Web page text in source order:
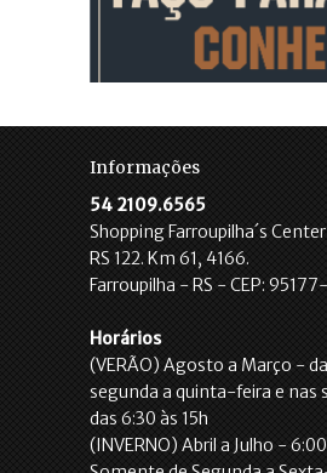
Informações
54 2109.6565
Shopping Farroupilha´s Center
RS 122. Km 61, 4166.
Farroupilha - RS - CEP:
Horários
(VERÃO) Agosto a Março -
segunda a quinta-feira e nas
das 6:30 às 15h
(INVERNO) Abril a Julho -